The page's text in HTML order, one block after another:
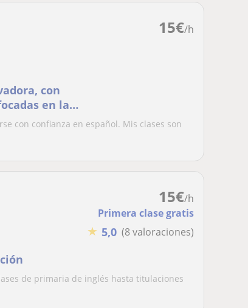
15€/h
con
en la
con confianza en español. Mis clases son
15€/h
Primera clase gratis
★ 5,0 (8 valoraciones)
de primaria de inglés hasta titulaciones